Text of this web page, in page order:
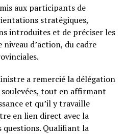
aux participants de
stratégiques,
introduites et de préciser les
d’action, du cadre
a remercié la délégation
tout en affirmant
et qu’il y travaille
en lien direct avec la
questions. Qualifiant la